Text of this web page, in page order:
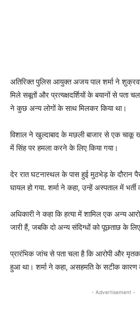
अतिरिक्त पुलिस आयुक्त अजय पाल शर्मा ने
मिले सबूतों और प्रत्यक्षदर्शियों के बयानों से पता
ने कुछ अन्य लोगों के साथ मिलकर किया था।
विशाल ने खुल्दाबाद के मछली बाजार से एक चाकू
में सिंह पर हमला करने के लिए किया गया।
देर रात घटनास्थल के पास हुई मुठभेड़ के दौरान
घायल हो गया. शर्मा ने कहा, उन्हें अस्पताल में भर्ती
अधिकारी ने कहा कि हत्या में शामिल एक अन्य
जारी हैं, जबकि दो अन्य संदिग्धों को पूछताछ के
प्रारंभिक जांच से पता चला है कि आरोपी और
हुआ था। शर्मा ने कहा, असहमति के सटीक कारण
- Advertisement -